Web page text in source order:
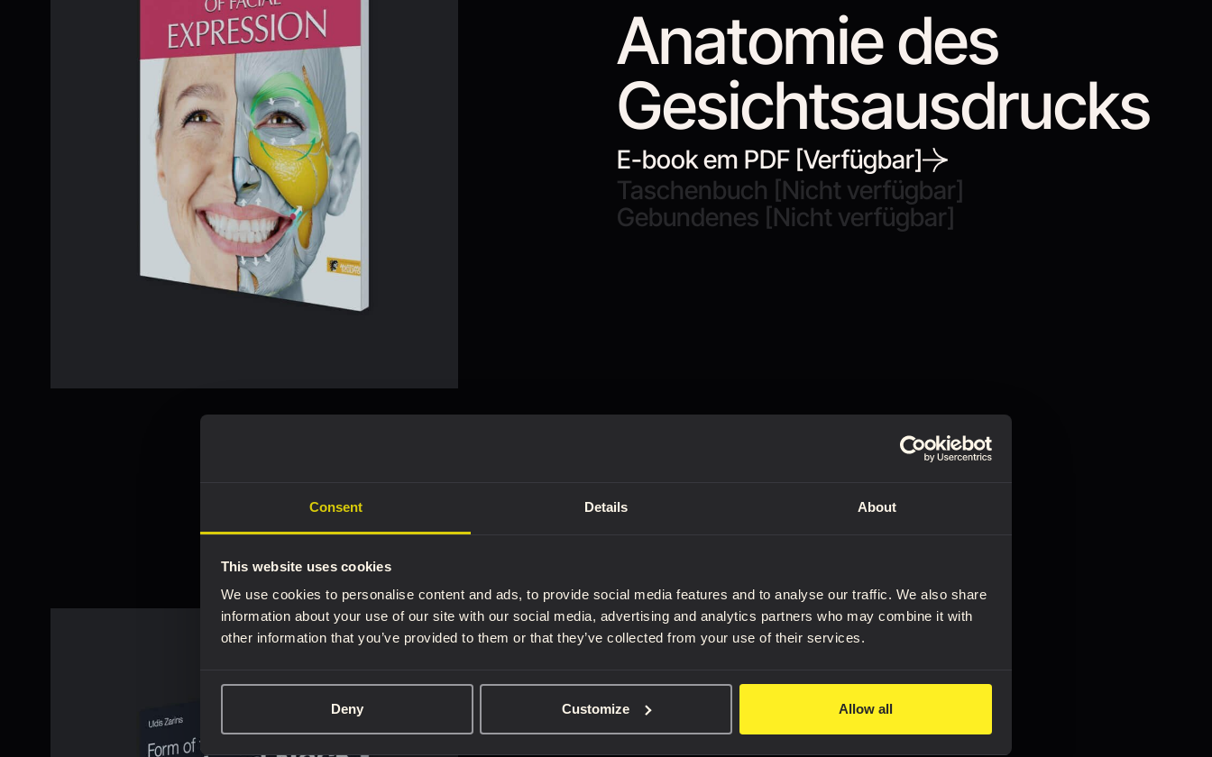
Consent Details About
This website uses cookies
We use cookies to personalise content and ads, to provide social media features and to analyse our traffic. We also share
information about your use of our site with our social media, advertising and analytics partners who may combine it with
other information that you’ve provided to them or that they’ve collected from your use of their services.
Deny Customize Allow all
Anatomie des
Gesichtsausdrucks
E-book em PDF [Verfügbar]
Taschenbuch [Nicht verfügbar]
Gebundenes [Nicht verfügbar]